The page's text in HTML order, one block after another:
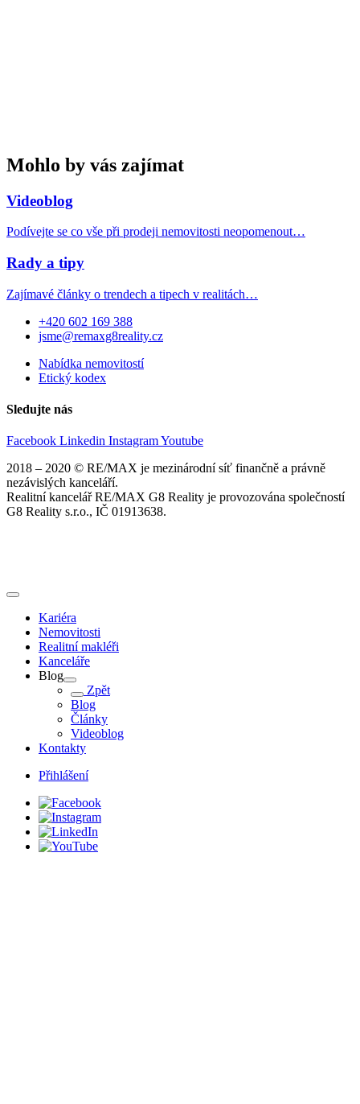
Mohlo by vás zajímat
Videoblog
Podívejte se co vše při prodeji nemovitosti neopomenout…
Rady a tipy
Zajímavé články o trendech a tipech v realitách…
+420 602 169 388
jsme@remaxg8reality.cz
Nabídka nemovitostí
Etický kodex
Sledujte nás
Facebook Linkedin InstagramYoutube
2018 – 2020 © RE/MAX je mezinárodní síť finančně a právně
nezávislých kanceláří.
Realitní kancelář RE/MAX G8 Reality je provozována společností
G8 Reality s.r.o., IČ 01913638.
Kariéra
Nemovitosti
Realitní makléři
Kanceláře
Blog
Zpět
Blog
Články
Videoblog
Kontakty
Přihlášení